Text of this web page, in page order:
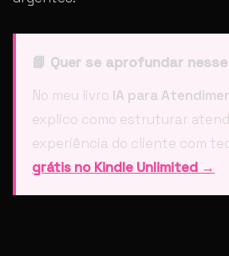
📘 Quer se aprofundar
No meu livro IA para
explico como estruturar
experiência do cliente com
grátis no Kindle Unlimited →